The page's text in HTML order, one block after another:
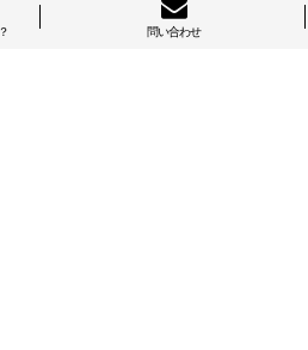
問い合わせ